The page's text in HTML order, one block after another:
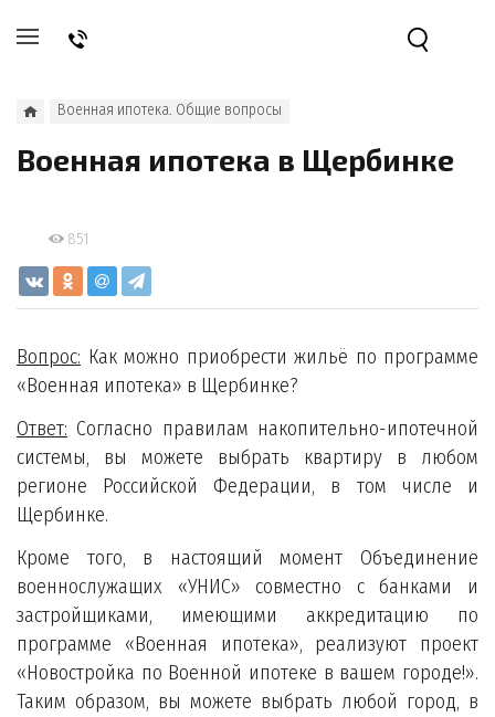
Военная ипотека. Общие вопросы
Военная ипотека в Щербинке
851
Вопрос: Как можно приобрести жильё по программе
«Военная ипотека» в Щербинке?
Ответ: Согласно правилам накопительно-ипотечной
системы, вы можете выбрать квартиру в любом
регионе Российской Федерации, в том числе и
Щербинке.
Кроме того, в настоящий момент Объединение
военнослужащих «УНИС» совместно с банками и
застройщиками, имеющими аккредитацию по
программе «Военная ипотека», реализуют проект
«Новостройка по Военной ипотеке в вашем городе!».
Таким образом, вы можете выбрать любой город, в